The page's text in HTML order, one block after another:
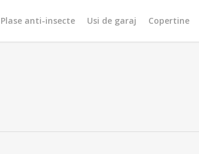
Plase anti-insecte Usi de garaj Copertine